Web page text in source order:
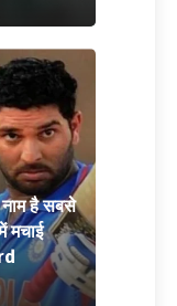
नाम है सबसे
मचाई